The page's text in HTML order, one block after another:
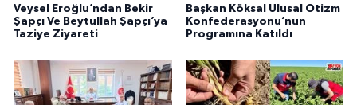
Veysel Eroğlu’ndan Bekir
Şapçı Ve Beytullah Şapçı’ya
Taziye Ziyareti
Başkan Köksal Ulusal Otizm
Konfederasyonu’nun
Programına Katıldı